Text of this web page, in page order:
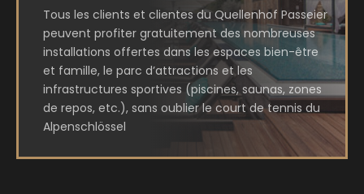
Tous les clients et clientes du Quellenhof Passeier
peuvent profiter gratuitement des nombreuses
installations offertes dans les espaces bien-être
et famille, le parc d’attractions et les
infrastructures sportives (piscines, saunas, zones
de repos, etc.), sans oublier le court de tennis du
Alpenschlössel